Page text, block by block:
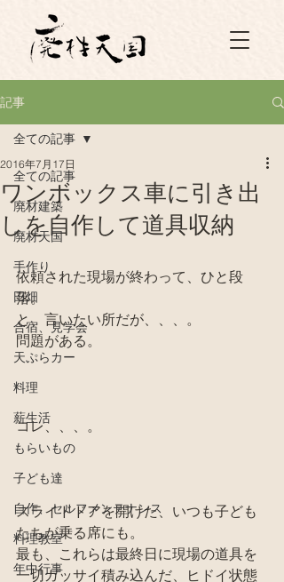
記事
全ての記事
廃材建築
廃材天国
手作り
田畑
合宿、見学会
天ぷらカー
料理
薪生活
もらいもの
子ども達
自作、セルフメンテナンス
料理教室
年中行事
全ての記事
ワンボックス車に引き出
しを自作して道具収納
2016年7月17日
依頼された現場が終わって、ひと段
落。
と、言いたい所だが、、、。
問題がある。
コレ、、、。
スライドドアを開けた、いつも子ども
たちが乗る席にも。
最も、これらは最終日に現場の道具を
一切ガッサイ積み込んだ、ヒドイ状態